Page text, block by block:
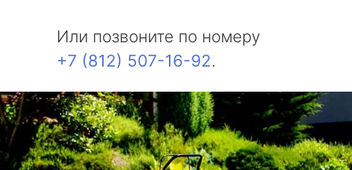
Молодежное
Комарово
Усть-Ижора
Или позвоните по номеру
+7 (812) 507-16-92.